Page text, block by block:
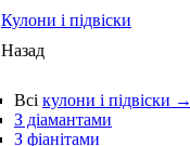
Кулони і підвіски
Назад
Всі кулони і підвіски →
З діамантами
З фіанітами